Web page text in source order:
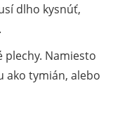
dlho kysnúť,
plechy. Namiesto
ako tymián, alebo